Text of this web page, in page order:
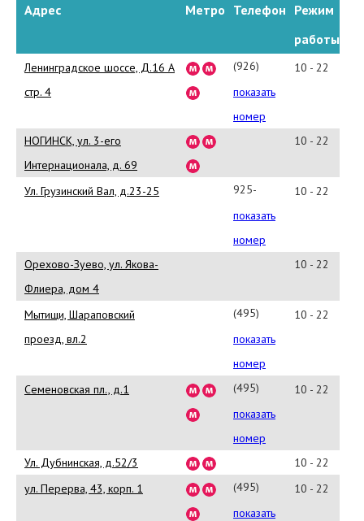
Адрес Метро Телефон Режим
работы
Ленинградское шоссе, Д.16 А
стр. 4
(926)904-
03-
05
показать
номер
10 - 22
НОГИНСК, ул. 3-его
Интернационала, д. 69
10 - 22
Ул. Грузинский Вал, д.23-25
925-
002-
24-
показать
номер
10 - 22
Орехово-Зуево, ул. Якова-
Флиера, дом 4
10 - 22
Мытищи, Шараповский
проезд, вл.2
(495)
627-
74-
43
показать
номер
10 - 22
Семеновская пл., д.1
(495)
963-
39-
показать
номер
10 - 22
Ул. Дубнинская, д.52/3
10 - 22
ул. Перерва, 43, корп. 1
(495)
643-
показать
10 - 22